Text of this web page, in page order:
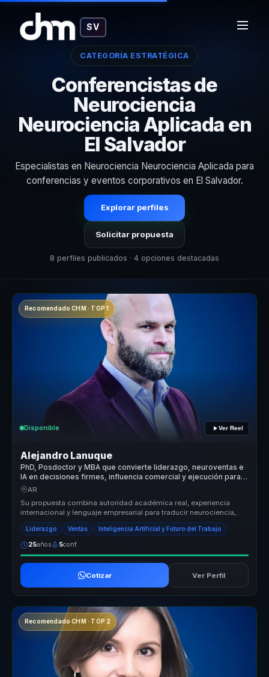
SV
CATEGORÍA ESTRATÉGICA
Conferencistas de
Neurociencia
Neurociencia Aplicada en
El Salvador
Especialistas en Neurociencia Neurociencia Aplicada para
conferencias y eventos corporativos en El Salvador.
Explorar perfiles
Solicitar propuesta
8 perfiles publicados · 4 opciones destacadas
Recomendado CHM · TOP 1
Disponible Ver Reel
Alejandro Lanuque
PhD, Posdoctor y MBA que convierte liderazgo, neuroventas e
IA en decisiones firmes, influencia comercial y ejecución para
líderes y equipos
AR
Su propuesta combina autoridad académica real, experiencia
internacional y lenguaje empresarial para traducir neurociencia,
power skills ...
Liderazgo Ventas Inteligencia Artificial y Futuro del Trabajo
25años 5conf.
Cotizar Ver Perfil
Recomendado CHM · TOP 2